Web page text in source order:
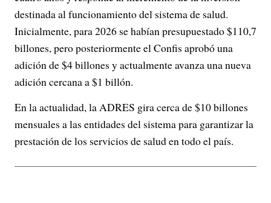
destinada al funcionamiento del sistema de salud.
Inicialmente, para 2026 se habían presupuestado $110,7
billones, pero posteriormente el Confis aprobó una
adición de $4 billones y actualmente avanza una nueva
adición cercana a $1 billón.
En la actualidad, la ADRES gira cerca de $10 billones
mensuales a las entidades del sistema para garantizar la
prestación de los servicios de salud en todo el país.